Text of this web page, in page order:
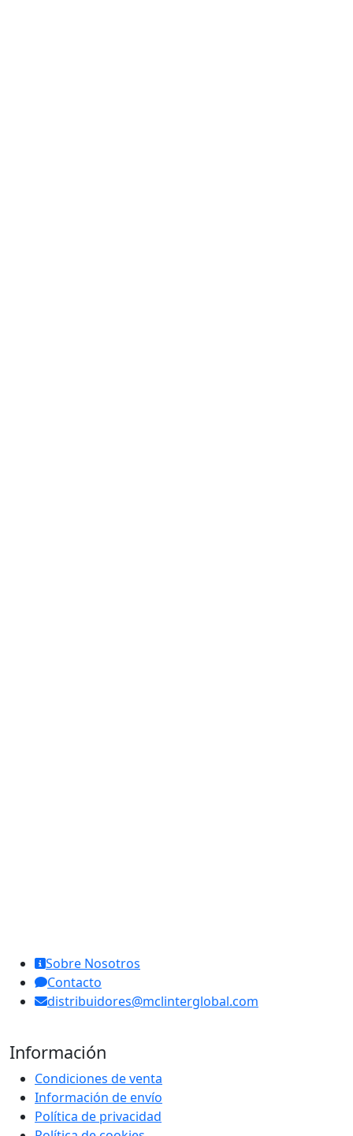
Sobre Nosotros
Contacto
distribuidores@mclinterglobal.com
Información
Condiciones de venta
Información de envío
Política de privacidad